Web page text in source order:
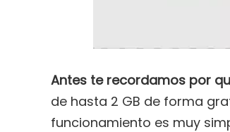
Antes te recordamos por
de hasta 2 GB de forma
funcionamiento es muy